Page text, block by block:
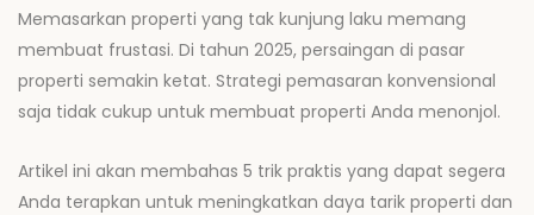
Memasarkan properti yang tak kunjung laku memang
membuat frustasi. Di tahun 2025, persaingan di pasar
properti semakin ketat. Strategi pemasaran konvensional
saja tidak cukup untuk membuat properti Anda menonjol.
Artikel ini akan membahas 5 trik praktis yang dapat segera
Anda terapkan untuk meningkatkan daya tarik properti dan